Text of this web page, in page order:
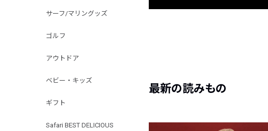
サーフ/マリングッズ
ゴルフ
アウトドア
ベビー・キッズ
ギフト
Safari BEST DELICIOUS
最新の読みもの